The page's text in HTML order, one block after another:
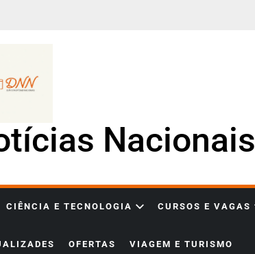
Nacionais
CIÊNCIA E TECNOLOGIA CURSOS E VAGAS
OFERTAS VIAGEM E TURISMO